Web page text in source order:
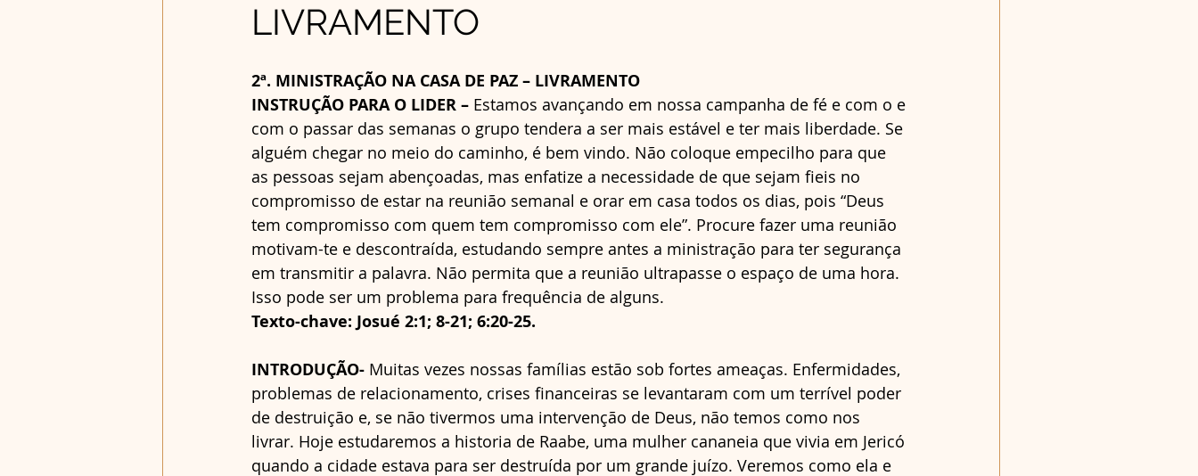
LIVRAMENTO
2ª. MINISTRAÇÃO NA CASA DE PAZ – LIVRAMENTO
INSTRUÇÃO PARA O LIDER – Estamos avançando em nossa campanha de fé e com o e
com o passar das semanas o grupo tendera a ser mais estável e ter mais liberdade. Se
alguém chegar no meio do caminho, é bem vindo. Não coloque empecilho para que
as pessoas sejam abençoadas, mas enfatize a necessidade de que sejam fieis no
compromisso de estar na reunião semanal e orar em casa todos os dias, pois “Deus
tem compromisso com quem tem compromisso com ele”. Procure fazer uma reunião
motivam-te e descontraída, estudando sempre antes a ministração para ter segurança
em transmitir a palavra. Não permita que a reunião ultrapasse o espaço de uma hora.
Isso pode ser um problema para frequência de alguns.
Texto-chave: Josué 2:1; 8-21; 6:20-25.
INTRODUÇÃO- Muitas vezes nossas famílias estão sob fortes ameaças. Enfermidades,
problemas de relacionamento, crises financeiras se levantaram com um terrível poder
de destruição e, se não tivermos uma intervenção de Deus, não temos como nos
livrar. Hoje estudaremos a historia de Raabe, uma mulher cananeia que vivia em Jericó
quando a cidade estava para ser destruída por um grande juízo. Veremos como ela e